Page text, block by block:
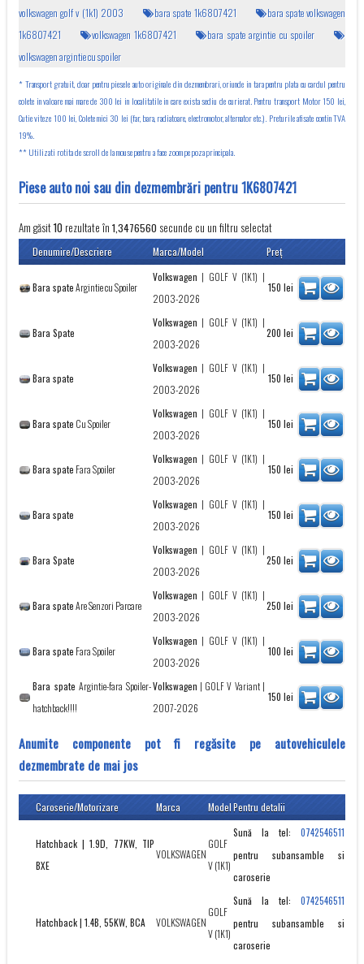
volkswagen golf v (1k1) 2003
bara spate 1k6807421
bara spate volkswagen
1k6807421
volkswagen 1k6807421
bara spate argintie cu spoiler
volkswagen argintie cu spoiler
* Transport gratuit, doar pentru piesele auto originale din dezmembrari, oriunde in tara pentru plata cu cardul pentru
colete in valoare mai mare de 300 lei in localitatile in care exista sediu de curierat. Pentru transport Motor 150 lei,
Cutie viteze 100 lei, Colete mici 30 lei (far, bara, radiatoare, electromotor, alternator etc.). Preturile afisate contin TVA
19%.
** Utilizati rotita de scroll de la mouse pentru a face zoom pe poza principala.
Piese auto noi sau din dezmembrări pentru 1K6807421
Am găsit10 rezultate în 1,3476560 secunde cu un filtru selectat
Denumire/Descriere Marca/Model Preţ
Bara spateArgintie cu Spoiler
Volkswagen | GOLF V (1K1) |
2003-2026
150 lei
Bara Spate
Volkswagen | GOLF V (1K1) |
2003-2026
200 lei
Bara spate
Volkswagen | GOLF V (1K1) |
2003-2026
150 lei
Bara spate Cu Spoiler
Volkswagen | GOLF V (1K1) |
2003-2026
150 lei
Bara spate Fara Spoiler
Volkswagen | GOLF V (1K1) |
2003-2026
150 lei
Bara spate
Volkswagen | GOLF V (1K1) |
2003-2026
150 lei
Bara Spate
Volkswagen | GOLF V (1K1) |
2003-2026
250 lei
Bara spateAre Senzori Parcare
Volkswagen | GOLF V (1K1) |
2003-2026
250 lei
Bara spate Fara Spoiler
Volkswagen | GOLF V (1K1) |
2003-2026
100 lei
Bara spate Argintie-fara Spoiler-
hatchback!!!!
Volkswagen | GOLF V Variant|
2007-2026
150 lei
Anumite componente pot fi regăsite pe autovehiculele
dezmembrate de mai jos
Caroserie/Motorizare Marca ModelPentru detalii
Hatchback | 1.9D, 77KW, TIP
BXE
VOLKSWAGEN
GOLF
V (1K1)
Sună la tel: 0742546511
pentru subansamble si
caroserie
Hatchback | 1.4B, 55KW, BCA VOLKSWAGEN
GOLF
V (1K1)
Sună la tel: 0742546511
pentru subansamble si
caroserie